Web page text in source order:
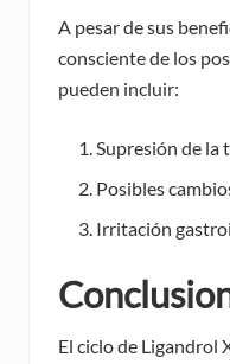
A pesar de sus
consciente de los
pueden incluir:
Supresión de la
Posibles
Irritación
El ciclo de Ligandrol